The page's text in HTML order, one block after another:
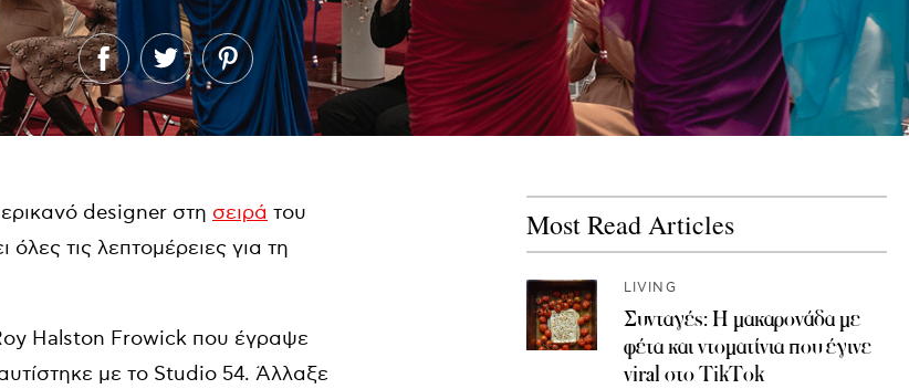
designer στη σειρά του
τις λεπτομέρειες για τη
Halston Frowick που έγραψε
με το Studio 54. Άλλαξε
Most Read Articles
LIVING
Συνταγές: H μακαρονάδα με
φέτα και ντοματίνια που έγινε
viral στο TikTok